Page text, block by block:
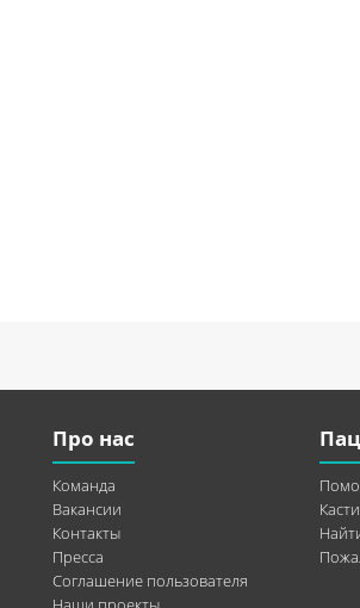
Про нас
Команда
Вакансии
Контакты
Пресса
Соглашение пользователя